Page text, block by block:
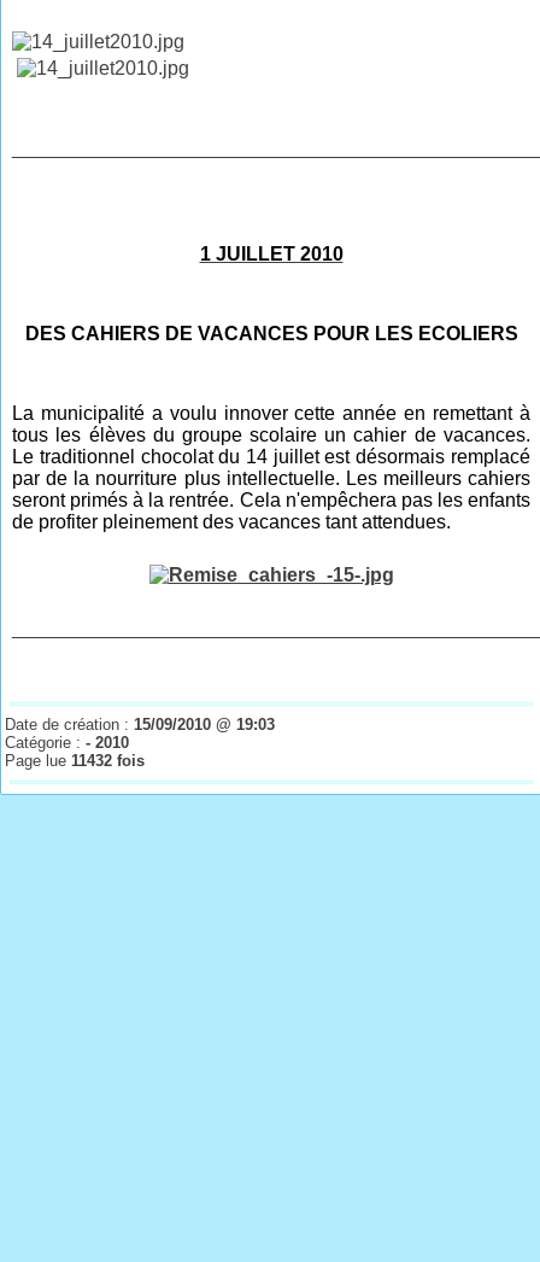
1 JUILLET 2010
DES CAHIERS DE VACANCES POUR LES ECOLIERS
La municipalité a voulu innover cette année en remettant à
tous les élèves du groupe scolaire un cahier de vacances.
Le traditionnel chocolat du 14 juillet est désormais remplacé
par de la nourriture plus intellectuelle. Les meilleurs cahiers
seront primés à la rentrée. Cela n'empêchera pas les enfants
de profiter pleinement des vacances tant attendues.
Date de création :15/09/2010 @ 19:03
Catégorie :- 2010
Page lue11432 fois